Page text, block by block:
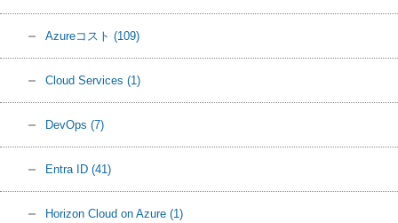
Azureコスト (109)
Cloud Services (1)
DevOps (7)
Entra ID (41)
Horizon Cloud on Azure (1)